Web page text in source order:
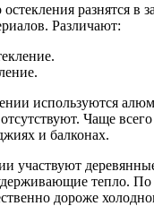
разнятся в
Различают:
используются
Чаще всего
и балконах.
участвуют
тепло. По
дороже